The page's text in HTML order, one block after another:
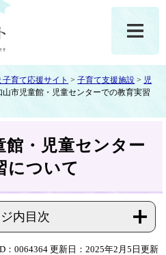
育て応援サイト >子育て支援施設 > 児
山市児童館・児童センターでの教育実習
館・児童センター
について
内目次
：0064364 更新日：2025年2月5日更新